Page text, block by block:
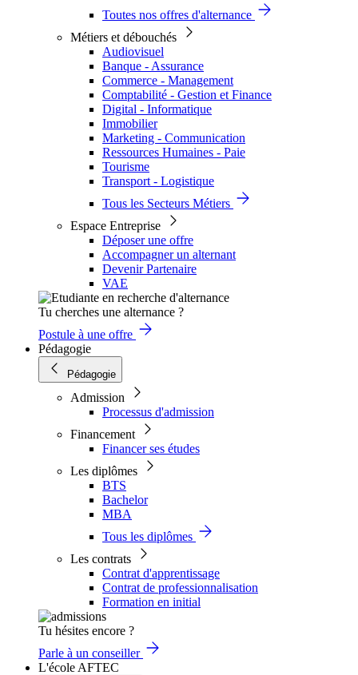
Toutes nos offres d'alternance
Métiers et débouchés
Audiovisuel
Banque - Assurance
Commerce - Management
Comptabilité - Gestion et Finance
Digital - Informatique
Immobilier
Marketing - Communication
Ressources Humaines - Paie
Tourisme
Transport - Logistique
Tous les Secteurs Métiers
Espace Entreprise
Déposer une offre
Accompagner un alternant
Devenir Partenaire
VAE
Tu cherches une alternance ?
Postule à une offre
Pédagogie
Pédagogie
Admission
Processus d'admission
Financement
Financer ses études
Les diplômes
BTS
Bachelor
MBA
Tous les diplômes
Les contrats
Contrat d'apprentissage
Contrat de professionnalisation
Formation en initial
Tu hésites encore ?
Parle à un conseiller
L'école AFTEC